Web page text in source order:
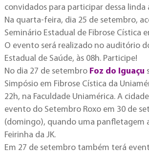
convidados para participar dessa linda
Na quarta-feira, dia 25 de setembro,
Seminário Estadual de Fibrose Cística
O evento será realizado no auditório
Estadual de Saúde, às 08h. Participe!
No dia 27 de setembro Foz do Iguaçu
Simpósio em Fibrose Cística da
22h, na Faculdade Uniamérica. A
evento do Setembro Roxo em 30 de
(domingo), quando uma panfletagem
Feirinha da JK.
Em 27 de setembro também terá